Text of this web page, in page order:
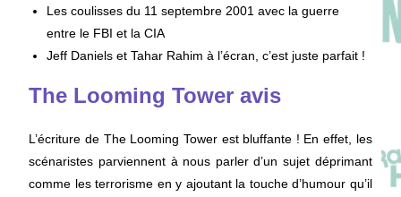
Les coulisses du 11 septembre 2001 avec la guerre
entre le FBI et la CIA
Jeff Daniels et Tahar Rahim à l’écran, c’est juste parfait !
The Looming Tower avis
L’écriture de The Looming Tower est bluffante ! En effet, les
scénaristes parviennent à nous parler d’un sujet déprimant
comme les terrorisme en y ajoutant la touche d’humour qu’il